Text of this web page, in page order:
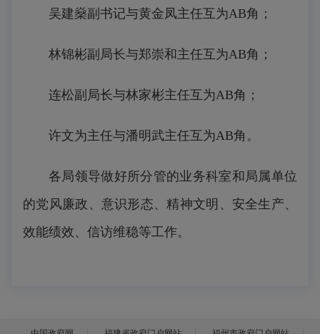
吴建燊副书记与黄金凤主任互为AB角；
林锦彬副局长与郑崇和主任互为AB角；
连松副局长与林家彬主任互为AB角；
许文为主任与潘明武主任互为AB角。
各局领导做好所分管的业务科室和局属单位
的党风廉政、意识形态、精神文明、安全生产、
效能绩效、信访维稳等工作。